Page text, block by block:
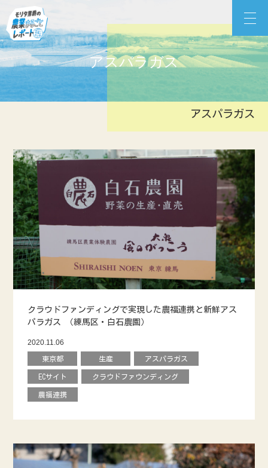
content
モリタ男爵の農業まるごとレポート
アスパラガス
アスパラガス
クラウドファンディングで実現した農福連携と新鮮アス
パラガス （練馬区・白石農園）
2020.11.06
東京都 生産 アスパラガス
ECサイト クラウドファウンディング
農福連携